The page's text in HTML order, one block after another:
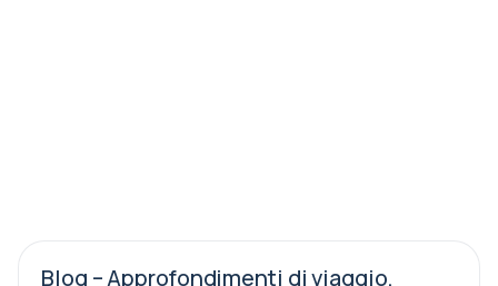
Blog – Approfondimenti di viaggio,